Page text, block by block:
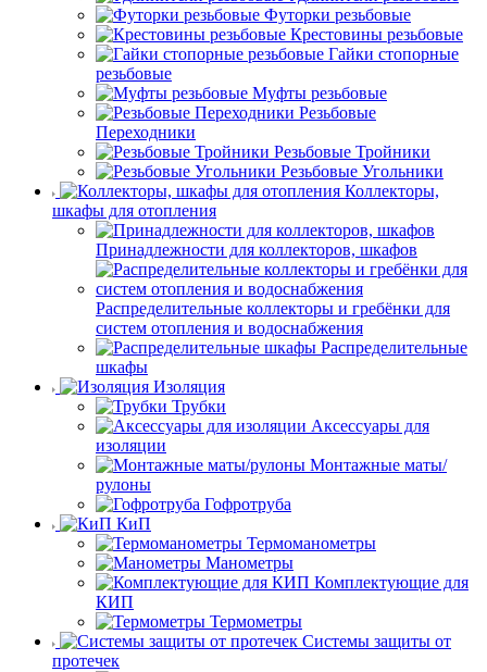
Футорки резьбовые
Крестовины резьбовые
Гайки стопорные
резьбовые
Муфты резьбовые
Резьбовые
Переходники
Резьбовые Тройники
Резьбовые Угольники
Коллекторы,
шкафы для отопления
Принадлежности для коллекторов, шкафов
Распределительные коллекторы и гребёнки для
систем отопления и водоснабжения
Распределительные
шкафы
Изоляция
Трубки
Аксессуары для
изоляции
Монтажные маты/
рулоны
Гофротруба
КиП
Термоманометры
Манометры
Комплектующие для
КИП
Термометры
Системы защиты от
протечек